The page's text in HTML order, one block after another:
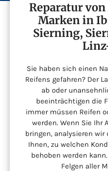
Reparatur
Marken in
Sierning,
Sie haben sich einen
Reifens gefahren? Der
ab oder
beeinträchtigen die
immer müssen Reifen
werden. Wenn Sie Ihr
bringen, analysieren
Ihnen, zu welchen
behoben werden
Felgen aller